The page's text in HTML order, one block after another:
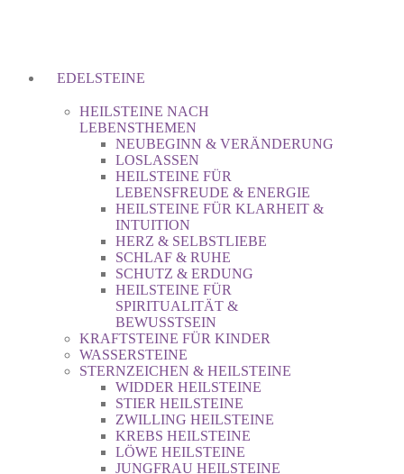
EDELSTEINE
HEILSTEINE NACH
LEBENSTHEMEN
NEUBEGINN & VERÄNDERUNG
LOSLASSEN
HEILSTEINE FÜR
LEBENSFREUDE & ENERGIE
HEILSTEINE FÜR KLARHEIT &
INTUITION
HERZ & SELBSTLIEBE
SCHLAF & RUHE
SCHUTZ & ERDUNG
HEILSTEINE FÜR
SPIRITUALITÄT &
BEWUSSTSEIN
KRAFTSTEINE FÜR KINDER
WASSERSTEINE
STERNZEICHEN & HEILSTEINE
WIDDER HEILSTEINE
STIER HEILSTEINE
ZWILLING HEILSTEINE
KREBS HEILSTEINE
LÖWE HEILSTEINE
JUNGFRAU HEILSTEINE